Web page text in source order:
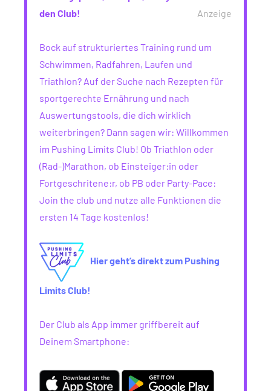
den Club!
Anzeige
Bock auf strukturiertes Training rund um
Schwimmen, Radfahren, Laufen und
Triathlon? Auf der Suche nach Rezepten für
sportgerechte Ernährung und nach
Auswertungstools, die dich wirklich
weiterbringen? Dann sagen wir: Willkommen
im Pushing Limits Club! Ob Triathlon oder
(Rad-)Marathon, ob Einsteiger:in oder
Fortgeschritene:r, ob PB oder Party-Pace:
Join the club und nutze alle Funktionen die
ersten 14 Tage kostenlos!
Hier geht’s direkt zum Pushing
Limits Club!
Der Club als App immer griffbereit auf
Deinem Smartphone: